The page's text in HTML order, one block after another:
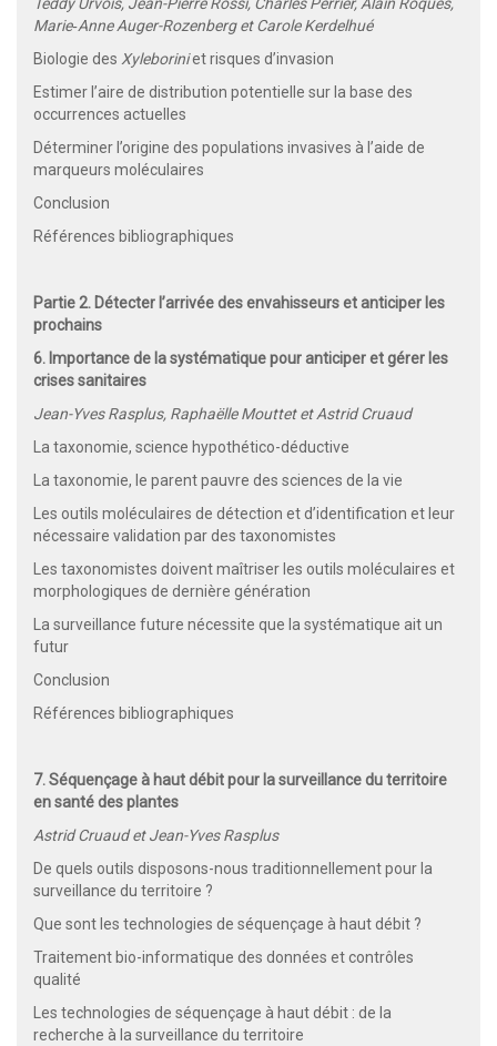
Teddy Urvois, Jean-Pierre Rossi, Charles Perrier, Alain Roques,
Marie‑Anne Auger-Rozenberg et Carole Kerdelhué
Biologie des Xyleboriniet risques d’invasion
Estimer l’aire de distribution potentielle sur la base des
occurrences actuelles
Déterminer l’origine des populations invasives à l’aide de
marqueurs moléculaires
Conclusion
Références bibliographiques
Partie 2. Détecter l’arrivée des envahisseurs et anticiper les
prochains
6. Importance de la systématique pour anticiper et gérer les
crises sanitaires
Jean-Yves Rasplus, Raphaëlle Mouttet et Astrid Cruaud
La taxonomie, science hypothético-déductive
La taxonomie, le parent pauvre des sciences de la vie
Les outils moléculaires de détection et d’identification et leur
nécessaire validation par des taxonomistes
Les taxonomistes doivent maîtriser les outils moléculaires et
morphologiques de dernière génération
La surveillance future nécessite que la systématique ait un
futur
Conclusion
Références bibliographiques
7. Séquençage à haut débit pour la surveillance du territoire
en santé des plantes
Astrid Cruaud et Jean-Yves Rasplus
De quels outils disposons-nous traditionnellement pour la
surveillance du territoire ?
Que sont les technologies de séquençage à haut débit ?
Traitement bio-informatique des données et contrôles
qualité
Les technologies de séquençage à haut débit : de la
recherche à la surveillance du territoire